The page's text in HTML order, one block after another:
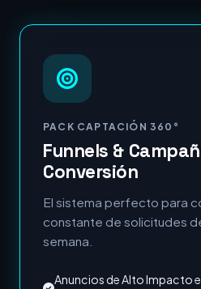
PACK CAPTACIÓN 360°
Funnels &
Conversión
El sistema perfecto para
constante de solicitudes
semana.
Anuncios de Alto Impacto